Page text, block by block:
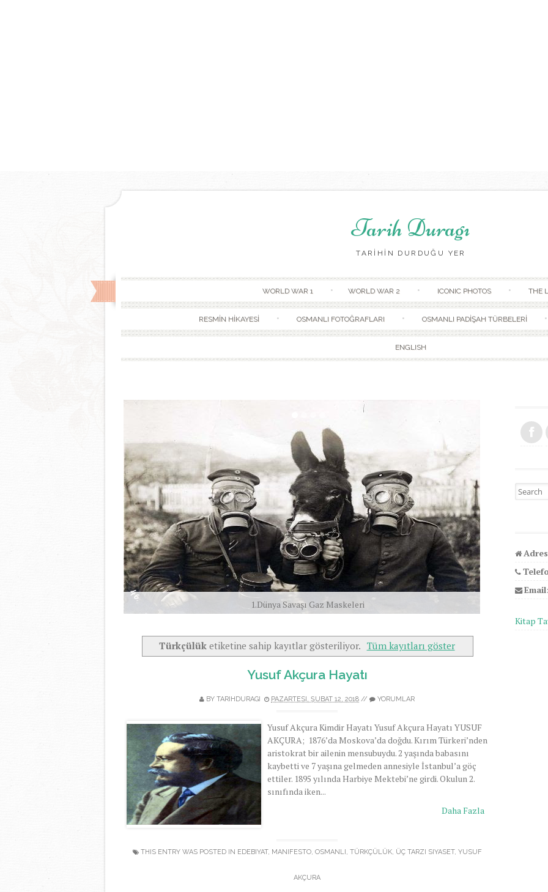
Tarih Duragı
TARİHİN DURDUĞU YER
WORLD WAR 1 WORLD WAR 2 ICONIC PHOTOS THE
RESMİN HİKAYESİ OSMANLI FOTOĞRAFLARI OSMANLI PADİŞAH TÜRBELERİ
ENGLISH
1.Dünya Savaşı Gaz Maskeleri
Türkçülük etiketine sahip kayıtlar gösteriliyor. Tüm kayıtları göster
Yusuf Akçura Hayatı
BY TARIHDURAGI PAZARTESI, ŞUBAT 12, 2018 // YORUMLAR
Yusuf Akçura Kimdir Hayatı Yusuf Akçura Hayatı YUSUF
AKÇURA; 1876’da Moskova’da doğdu. Kırım Türkeri’nden
aristokrat bir ailenin mensubuydu. 2 yaşında babasını
kaybetti ve 7 yaşına gelmeden annesiyle İstanbul’a göç
ettiler. 1895 yılında Harbiye Mektebi’ne girdi. Okulun 2.
sınıfında iken...
Daha Fazla
THIS ENTRY WAS POSTED IN EDEBIYAT, MANIFESTO, OSMANLI , TÜRKÇÜLÜK, ÜÇ TARZI SIYASET, YUSUF
AKÇURA
Search
Kitap